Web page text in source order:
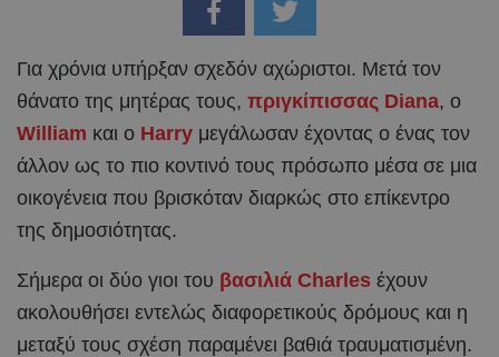
Για χρόνια υπήρξαν σχεδόν αχώριστοι. Μετά τον
θάνατο της μητέρας τους, πριγκίπισσας Diana, ο
William και ο Harry μεγάλωσαν έχοντας ο ένας τον
άλλον ως το πιο κοντινό τους πρόσωπο μέσα σε μια
οικογένεια που βρισκόταν διαρκώς στο επίκεντρο
της δημοσιότητας.
Σήμερα οι δύο γιοι του βασιλιά Charles έχουν
ακολουθήσει εντελώς διαφορετικούς δρόμους και η
μεταξύ τους σχέση παραμένει βαθιά τραυματισμένη.